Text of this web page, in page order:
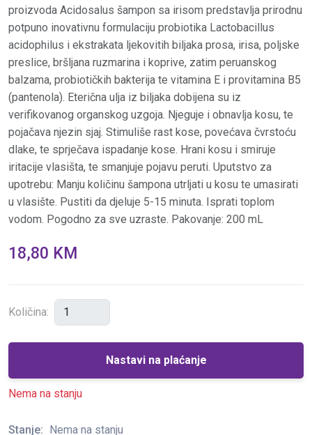
proizvoda Acidosalus šampon sa irisom predstavlja prirodnu
potpuno inovativnu formulaciju probiotika Lactobacillus
acidophilus i ekstrakata ljekovitih biljaka prosa, irisa, poljske
preslice, bršljana ruzmarina i koprive, zatim peruanskog
balzama, probiotičkih bakterija te vitamina E i provitamina B5
(pantenola). Eterična ulja iz biljaka dobijena su iz
verifikovanog organskog uzgoja. Njeguje i obnavlja kosu, te
pojačava njezin sjaj. Stimuliše rast kose, povećava čvrstoću
dlake, te sprječava ispadanje kose. Hrani kosu i smiruje
iritacije vlasišta, te smanjuje pojavu peruti. Uputstvo za
upotrebu: Manju količinu šampona utrljati u kosu te umasirati
u vlasište. Pustiti da djeluje 5-15 minuta. Isprati toplom
vodom. Pogodno za sve uzraste. Pakovanje: 200 mL
18,80 KM
Količina:
Nastavi na plaćanje
Nema na stanju
Stanje: Nema na stanju